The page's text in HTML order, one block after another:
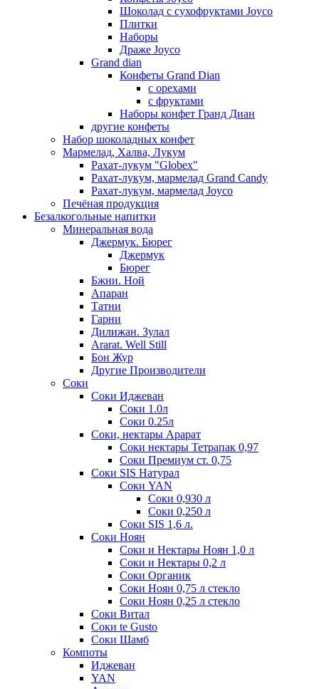
Шоколад с сухофруктами Joyco
Плитки
Наборы
Драже Joyco
Grand dian
Конфеты Grand Dian
с орехами
с фруктами
Наборы конфет Гранд Диан
другие конфеты
Набор шоколадных конфет
Мармелад, Халва, Лукум
Рахат-лукум "Globex"
Рахат-лукум, мармелад Grand Candy
Рахат-лукум, мармелад Joyco
Печёная продукция
Безалкогольные напитки
Минеральная вода
Джермук. Бюрег
Джермук
Бюрег
Бжни. Ной
Апаран
Татни
Гарни
Дилижан. Зулал
Ararat. Well Still
Бон Жур
Другие Производители
Соки
Соки Иджеван
Соки 1.0л
Соки 0.25л
Соки, нектары Арарат
Соки нектары Тетрапак 0,97
Соки Премиум ст. 0,75
Соки SIS Натурал
Соки YAN
Соки 0,930 л
Соки 0,250 л
Соки SIS 1,6 л.
Соки Ноян
Соки и Нектары Ноян 1,0 л
Соки и Нектары 0,2 л
Соки Органик
Соки Ноян 0,75 л стекло
Соки Ноян 0,25 л стекло
Соки Витал
Соки te Gusto
Соки Шамб
Компоты
Иджеван
YAN